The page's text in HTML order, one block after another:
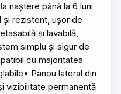
naștere până la 6 luni
și rezistent, ușor de
și lavabilă,
simplu și sigur de
cu majoritatea
Panou lateral din
vizibilitate permanentă